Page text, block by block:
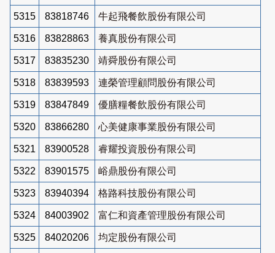
5315 83818746 牛起飛餐飲股份有限公司
5316 83828863 養真股份有限公司
5317 83835230 靖舜股份有限公司
5318 83839593 連榮管理顧問股份有限公司
5319 83847849 優膳糧餐飲股份有限公司
5320 83866280 心美健康事業股份有限公司
5321 83900528 睿耀投資股份有限公司
5322 83901575 峪鼎股份有限公司
5323 83940394 格路科技股份有限公司
5324 84003902 富仁和資產管理股份有限公司
5325 84020206 均定股份有限公司